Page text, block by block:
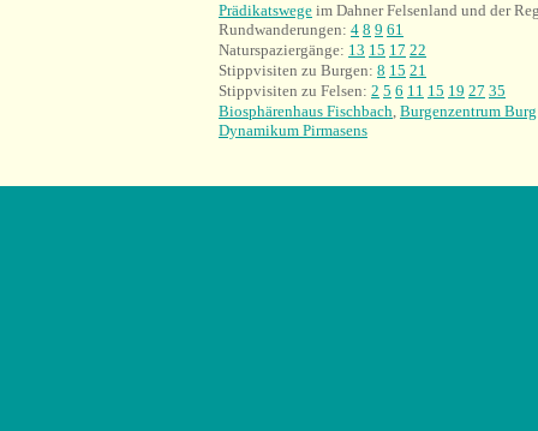
Prädikatswege im Dahner Felsenland und der
Rundwanderungen: 4 8 9 61
Naturspaziergänge: 13 15 17 22
Stippvisiten zu Burgen: 8 15 21
Stippvisiten zu Felsen: 2 5 6 11 15 19 27 35
Biosphärenhaus Fischbach, Burgenzentrum
Dynamikum Pirmasens